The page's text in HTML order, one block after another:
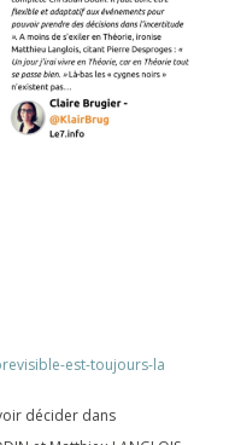
est-toujours-la
décider dans